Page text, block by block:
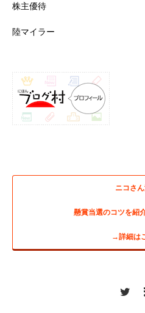
株主優待
陸マイラー
ニコさん
懸賞当選のコツを紹
→詳細は